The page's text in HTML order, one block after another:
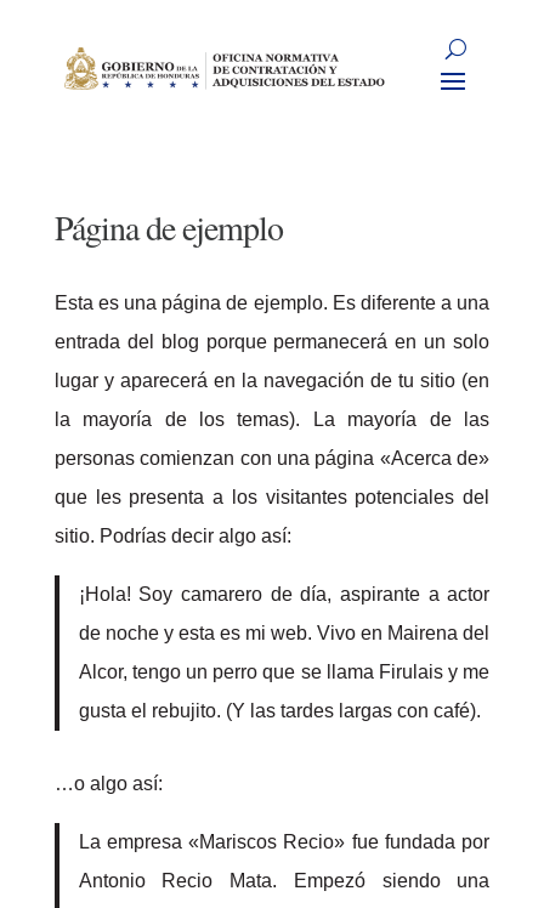
Página de ejemplo
Esta es una página de ejemplo. Es diferente a una
entrada del blog porque permanecerá en un solo
lugar y aparecerá en la navegación de tu sitio (en
la mayoría de los temas). La mayoría de las
personas comienzan con una página «Acerca de»
que les presenta a los visitantes potenciales del
sitio. Podrías decir algo así:
¡Hola! Soy camarero de día, aspirante a actor
de noche y esta es mi web. Vivo en Mairena del
Alcor, tengo un perro que se llama Firulais y me
gusta el rebujito. (Y las tardes largas con café).
…o algo así:
La empresa «Mariscos Recio» fue fundada por
Antonio Recio Mata. Empezó siendo una